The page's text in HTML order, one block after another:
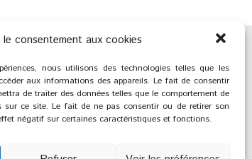
le consentement aux cookies
nous utilisons des technologies telles que les
aux informations des appareils. Le fait de consentir
de traiter des données telles que le comportement de
ce site. Le fait de ne pas consentir ou de retirer son
négatif sur certaines caractéristiques et fonctions.